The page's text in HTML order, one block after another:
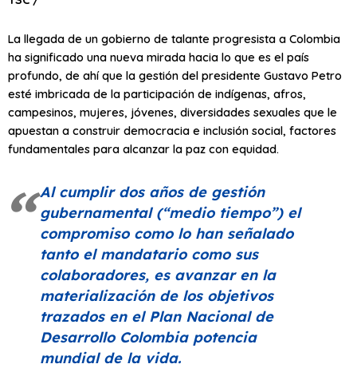
La llegada de un gobierno de talante progresista a Colombia
ha significado una nueva mirada hacia lo que es el país
profundo, de ahí que la gestión del presidente Gustavo Petro
esté imbricada de la participación de indígenas, afros,
campesinos, mujeres, jóvenes, diversidades sexuales que le
apuestan a construir democracia e inclusión social, factores
fundamentales para alcanzar la paz con equidad.
Al cumplir dos años de gestión
gubernamental (“medio tiempo”) el
compromiso como lo han señalado
tanto el mandatario como sus
colaboradores, es avanzar en la
materialización de los objetivos
trazados en el Plan Nacional de
Desarrollo Colombia potencia
mundial de la vida.